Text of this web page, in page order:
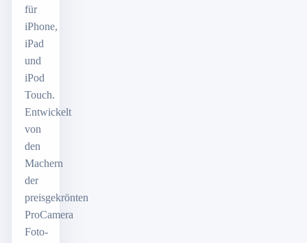
für
iPhone,
iPad
und
iPod
Touch.
Entwickelt
von
den
Machern
der
preisgekrönten
ProCamera
Foto-